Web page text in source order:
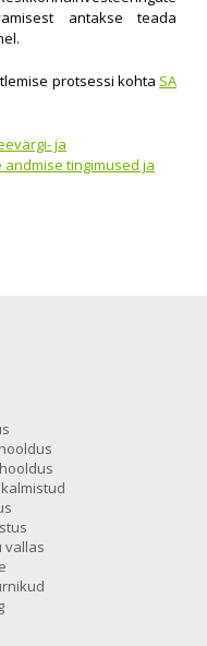
antakse teada
protsessi kohta SA
ja
tingimused ja
vallas